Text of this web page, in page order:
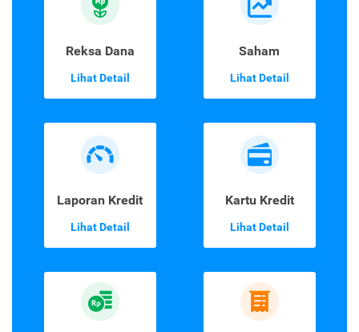
Reksa Dana
Lihat Detail
Saham
Lihat Detail
Laporan Kredit
Lihat Detail
Kartu Kredit
Lihat Detail